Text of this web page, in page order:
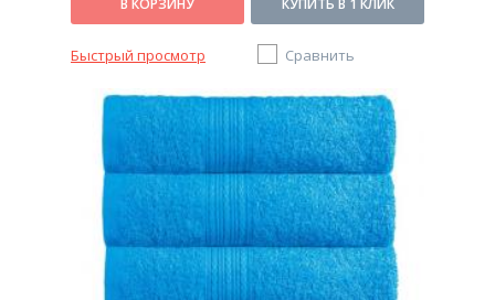
Быстрый просмотр Сравнить